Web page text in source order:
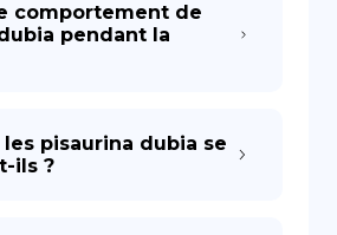
comportement de
pendant la
pisaurina dubia se
ils ?